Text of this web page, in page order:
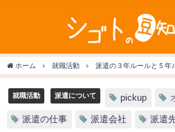
ホーム 就職活動 派遣の３年ルールと５年
就職活動 派遣について pickup
派遣の仕事 派遣会社 派遣